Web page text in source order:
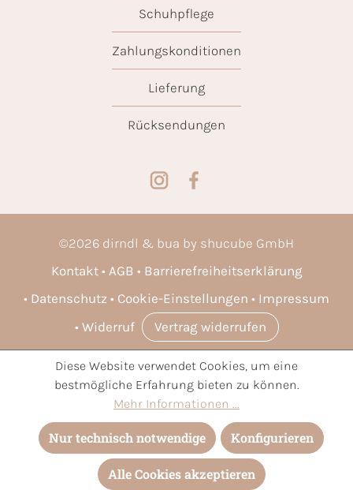
Schuhpflege
Zahlungskonditionen
Lieferung
Rücksendungen
©2026 dirndl & bua by shucube GmbH
Kontakt
AGB
Barrierefreiheitserklärung
Datenschutz
Cookie-Einstellungen
Impressum
Widerruf
Vertrag widerrufen
* Alle Preise inkl. gesetzl. Mehrwertsteuer zzgl.Versandkosten
und ggf. Nachnahmegebühren, wenn nicht anders angegeben.
Diese Website verwendet Cookies, um eine
bestmögliche Erfahrung bieten zu können.
Mehr Informationen ...
Nur technisch notwendige Konfigurieren
Alle Cookies akzeptieren